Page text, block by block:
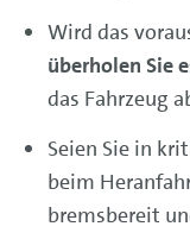
Wird das
überholen Sie
das Fahrzeug
Seien Sie in
beim
bremsbereit